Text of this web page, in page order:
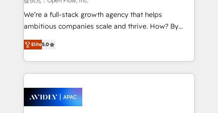
implementations, highly renowned for our business
acumen, process (re-)design experience and a
integrate HubSpot with complex solutions like SAP,
MicroSoft, custom solutions,... Our company also has
Retail execution, CPQ, customer portals and
HubSpot CMS developments. And we're champions
We’re a full-stack growth agency that helps
ambitious companies scale and thrive. How? By
upgrading and streamlining every single revenue-
generating aspect of your business. We’re proud
HubSpot Elite Solutions Partners and devout CRM
nerds who can harness HubSpot’s custom digital
experience. Working hand-in-hand with your team,
we’ll assemble a RevOps machine that drives more
Elite5.0